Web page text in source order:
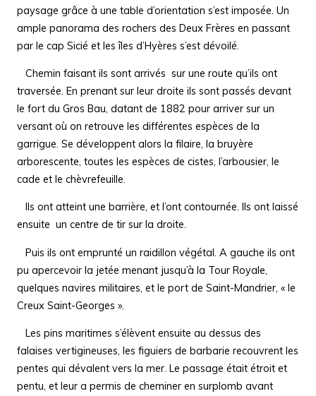
paysage grâce à une table d’orientation s’est imposée. Un
ample panorama des rochers des Deux Frères en passant
par le cap Sicié et les îles d’Hyères s’est dévoilé.
Chemin faisant ils sont arrivés sur une route qu’ils ont
traversée. En prenant sur leur droite ils sont passés devant
le fort du Gros Bau, datant de 1882 pour arriver sur un
versant où on retrouve les différentes espèces de la
garrigue. Se développent alors la filaire, la bruyère
arborescente, toutes les espèces de cistes, l’arbousier, le
cade et le chèvrefeuille.
Ils ont atteint une barrière, et l’ont contournée. Ils ont laissé
ensuite un centre de tir sur la droite.
Puis ils ont emprunté un raidillon végétal. A gauche ils ont
pu apercevoir la jetée menant jusqu’à la Tour Royale,
quelques navires militaires, et le port de Saint-Mandrier, « le
Creux Saint-Georges ».
Les pins maritimes s’élèvent ensuite au dessus des
falaises vertigineuses, les figuiers de barbarie recouvrent les
pentes qui dévalent vers la mer. Le passage était étroit et
pentu, et leur a permis de chemineren surplomb avant